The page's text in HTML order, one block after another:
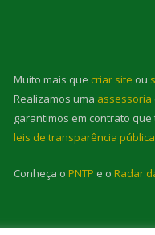
Muito mais que criar site ou
Realizamos uma assessoria
garantimos em contrato
leis de transparência pública
Conheça o PNTP e o Radar